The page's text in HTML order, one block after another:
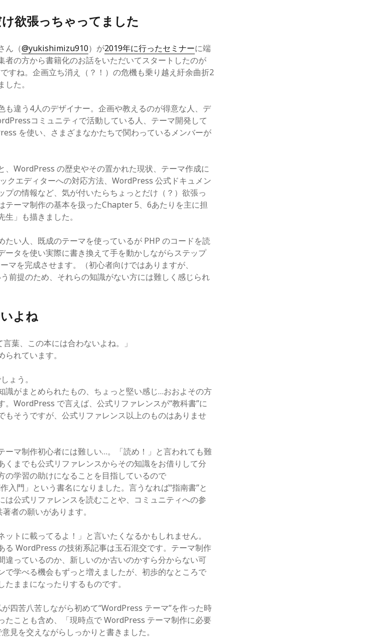
欲張っちゃってました
ん（@yukishimizu910）が2019年に行ったセミナーに端
者の方から書籍化のお話をいただいてスタートしたのが
すね。企画立ち消え（？！）の危機も乗り越え紆余曲折2
た。
も違う4人のデザイナー。企画や教えるのが得意な人、デ
コミュニティで活動している人、テーマ開発して
を使い、さまざまなかたちで関わっているメンバーが
、WordPress の歴史やその置かれた現状、テーマ作成に
クエディターへの対応方法、WordPress 公式ドキュメン
プの情報など、気が付いたらちょっとだけ（？）欲張っ
テーマ制作の基本を扱ったChapter 5、6あたりを主に担
」も描きました。
たい人、既成のテーマを使っているが PHP のコードを読
ータを使い実際に書き換えて手を動かしながらステップ
マを完成させます。（初心者向けではありますが、
前提のため、それらの知識がない方には難しく感じられ
よね
言葉、この本には合わないよね。」
れています。
ょう。
識がまとめられたもの、ちょっと堅い感じ…おおよその方
。WordPress で言えば、公式リファレンスが“教科書”に
もそうですが、公式リファレンス以上のものはありませ
ーマ制作初心者には難しい…。「読め！」と言われても難
くまでも公式リファレンスからその知識をお借りして分
の学習の助けになることを目指しているので
入門」という書名になりました。言うなれば“指南書”と
は公式リファレンスを読むことや、コミュニティへの参
者の願いがあります。
トに載ってるよ！」と言いたくなるかもしれません。
る WordPress の技術系記事は玉石混交です。テーマ制作
違っているのか、新しいのか古いのかすら分からない可
で学べる機会もずっと増えましたが、初歩的なところで
たままになったりするものです。
四苦八苦しながら初めて“WordPress テーマ”を作った時
たことも含め、「現時点で WordPress テーマ制作に必要
見を交えながらしっかりと書きました。